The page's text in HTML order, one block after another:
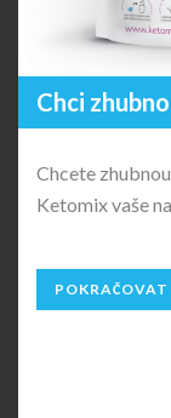
Chci
Chcete
Ketomix vaše
POKRAČOVAT